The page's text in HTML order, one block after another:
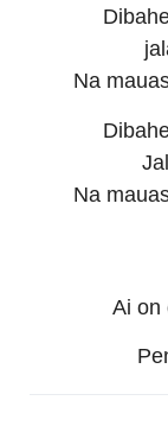
Na
Na
Ai on